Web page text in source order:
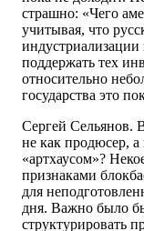
страшно: «Чего
учитывая, что
индустриализации
поддержать тех
относительно
государства это
Сергей Сельянов.
не как продюсер,
«артхаусом»?
признаками
для
дня. Важно было
структурировать